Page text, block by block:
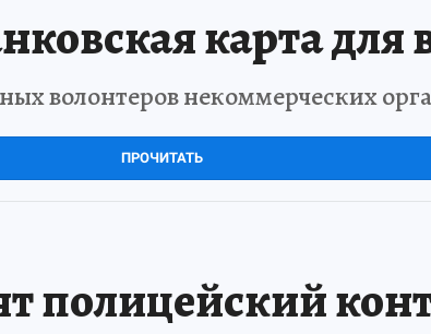
карта для
волонтеров некоммерческих
ПРОЧИТАТЬ
полицейский